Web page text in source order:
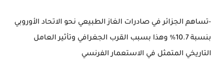
-تساهم الجزائر في صادرات الغاز الطبيعي نحو الاتحاد الأوروبي
بنسبة 10.7
% وهذا بسبب القرب الجغرافي وتأثير العامل
التاريخي المتمثل في الاستعمار الفرنسي